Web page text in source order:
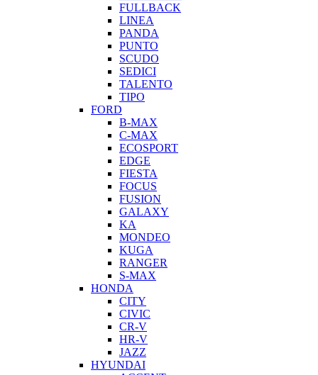
FULLBACK
LINEA
PANDA
PUNTO
SCUDO
SEDICI
TALENTO
TIPO
FORD
B-MAX
C-MAX
ECOSPORT
EDGE
FIESTA
FOCUS
FUSION
GALAXY
KA
MONDEO
KUGA
RANGER
S-MAX
HONDA
CITY
CIVIC
CR-V
HR-V
JAZZ
HYUNDAI